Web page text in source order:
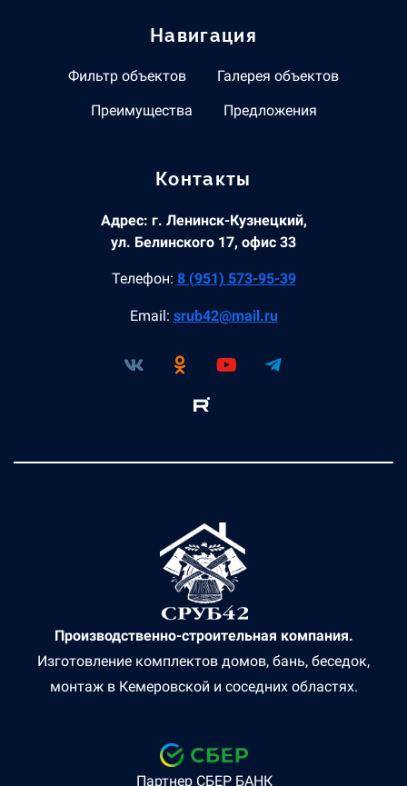
Навигация
Фильтр объектов
Галерея объектов
Преимущества
Предложения
Контакты
Адрес: г. Ленинск-Кузнецкий,
ул. Белинского 17, офис 33
Телефон: 8 (951) 573-95-39
Email: srub42@mail.ru
Производственно-строительная компания.
Изготовление комплектов домов, бань, беседок,
монтаж в Кемеровской и соседних областях.
Партнер СБЕР БАНК